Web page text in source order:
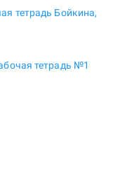
тетрадь Бойкина,